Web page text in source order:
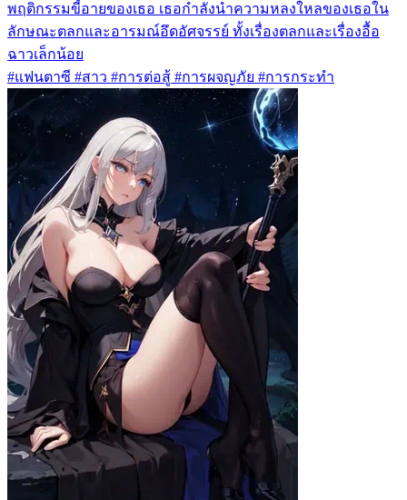
พฤติกรรมขี้อายของเธอ เธอกำลังนำความหลงใหลของเธอใน
ลักษณะตลกและอารมณ์อึดอัศจรรย์ ทั้งเรื่องตลกและเรื่องอื้อ
ฉาวเล็กน้อย
#แฟนตาซี #สาว #การต่อสู้ #การผจญภัย #การกระทำ